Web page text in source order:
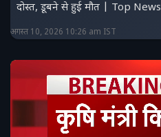
दोस्त, डूबने से हुई मौत | Top News
अगस्त 10, 2026 10:26 am IST